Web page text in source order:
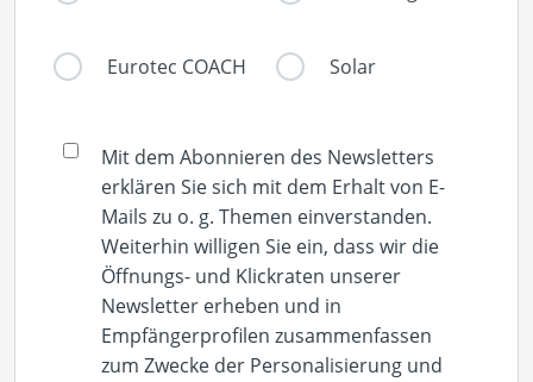
Eurotec COACH Solar
Mit dem Abonnieren des Newsletters
erklären Sie sich mit dem Erhalt von E-
Mails zu o. g. Themen einverstanden.
Weiterhin willigen Sie ein, dass wir die
Öffnungs- und Klickraten unserer
Newsletter erheben und in
Empfängerprofilen zusammenfassen
zum Zwecke der Personalisierung und